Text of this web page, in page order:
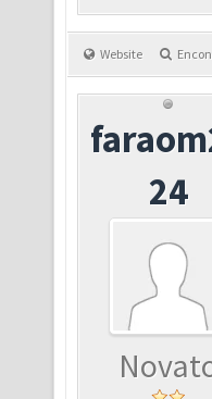
Website
24